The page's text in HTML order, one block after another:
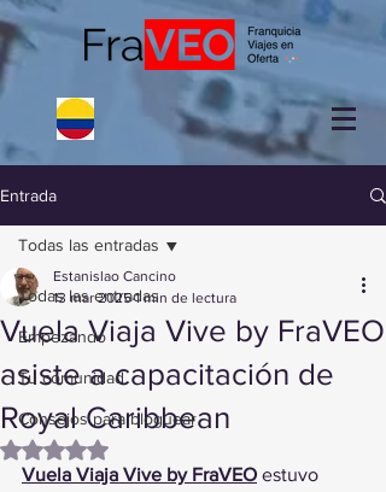
Entrada
Todas las entradas
Empezando
Tu comunidad
Consejos para bloguear
Todas las entradas
Vuela Viaja Vive by FraVEO
asiste a capacitación de
Royal Caribbean
Estanislao Cancino
13 mar 2025 1 min de lectura
Obtuvo NaN de 5 estrellas.
Vuela Viaja Vive by FraVEO estuvo